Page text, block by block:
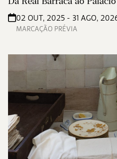
02 OUT, 2025 - 31 AGO,
MARCAÇÃO PRÉVIA